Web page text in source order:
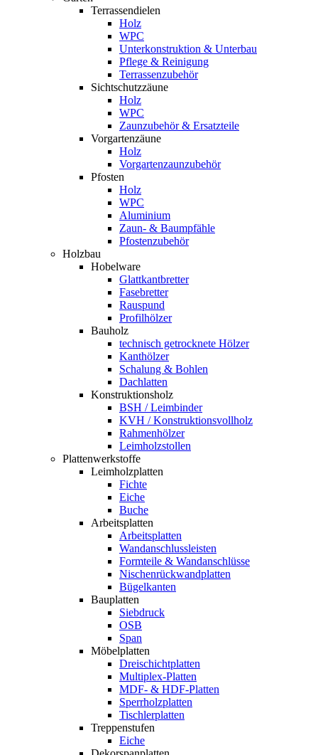
Terrassendielen
Holz
WPC
Unterkonstruktion & Unterbau
Pflege & Reinigung
Terrassenzubehör
Sichtschutzzäune
Holz
WPC
Zaunzubehör & Ersatzteile
Vorgartenzäune
Holz
Vorgartenzaunzubehör
Pfosten
Holz
WPC
Aluminium
Zaun- & Baumpfähle
Pfostenzubehör
Holzbau
Hobelware
Glattkantbretter
Fasebretter
Rauspund
Profilhölzer
Bauholz
technisch getrocknete Hölzer
Kanthölzer
Schalung & Bohlen
Dachlatten
Konstruktionsholz
BSH / Leimbinder
KVH / Konstruktionsvollholz
Rahmenhölzer
Leimholzstollen
Plattenwerkstoffe
Leimholzplatten
Fichte
Eiche
Buche
Arbeitsplatten
Arbeitsplatten
Wandanschlussleisten
Formteile & Wandanschlüsse
Nischenrückwandplatten
Bügelkanten
Bauplatten
Siebdruck
OSB
Span
Möbelplatten
Dreischichtplatten
Multiplex-Platten
MDF- & HDF-Platten
Sperrholzplatten
Tischlerplatten
Treppenstufen
Eiche